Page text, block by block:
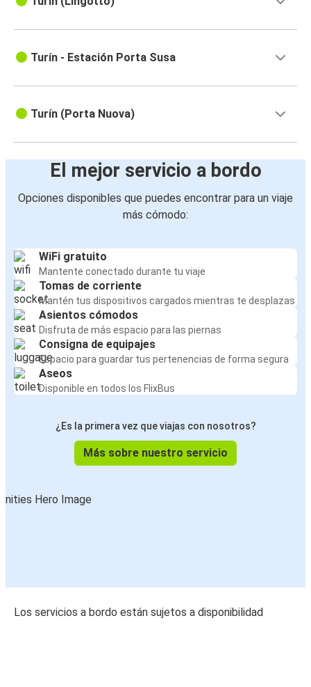
Turín - Estación Porta Susa
Turín (Porta Nuova)
El mejor servicio a bordo
Opciones disponibles que puedes encontrar para un viaje
más cómodo:
WiFi gratuito
Mantente conectado durante tu viaje
Tomas de corriente
Mantén tus dispositivos cargados mientras te desplazas
Asientos cómodos
Disfruta de más espacio para las piernas
Consigna de equipajes
Espacio para guardar tus pertenencias de forma segura
Aseos
Disponible en todos los FlixBus
¿Es la primera vez que viajas con nosotros?
Más sobre nuestro servicio
Los servicios a bordo están sujetos a disponibilidad